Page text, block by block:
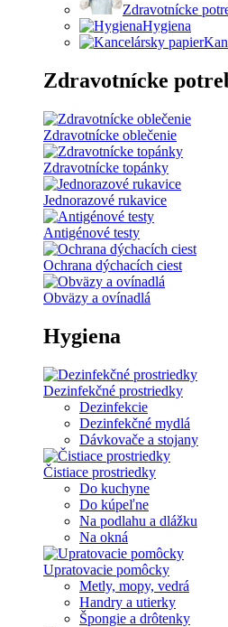
Zdravotnícke
Hygiena
Zdravotnícke
Zdravotnícke oblečenie
Zdravotnícke topánky
Jednorazové rukavice
Antigénové testy
Ochrana dýchacích ciest
Obväzy a ovínadlá
Hygiena
Dezinfekčné prostriedky
Dezinfekcie
Dezinfekčné mydlá
Dávkovače a stojany
Čistiace prostriedky
Do kuchyne
Do kúpeľne
Na podlahu a dlážku
Na okná
Upratovacie pomôcky
Metly, mopy, vedrá
Handry a utierky
Špongie a drôtenky